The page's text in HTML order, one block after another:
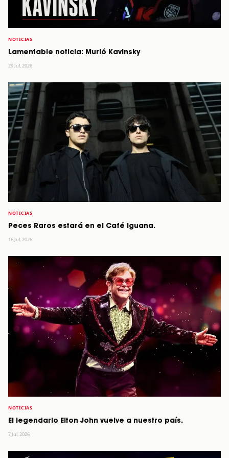
NOTICIAS
Lamentable noticia: Murió Kavinsky
29 Jul, 2026
NOTICIAS
Peces Raros estará en el Café Iguana.
16 Jul, 2026
NOTICIAS
El legendario Elton John vuelve a nuestro país.
7 Jul, 2026